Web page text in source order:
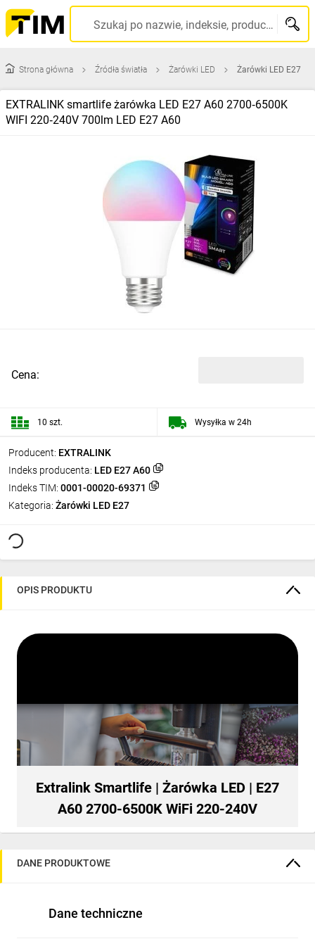
Szukaj po nazwie, indeksie, producencie, kodzie kreskowym...
Strona główna Źródła światła Żarówki LED Żarówki LED E27
EXTRALINK smartlife żarówka LED E27 A60 2700‑6500K
WIFI 220‑240V 700lm LED E27 A60
Producent: EXTRALINK
Indeks producenta: LED E27 A60
Indeks TIM: 0001-00020-69371
Kategoria: Żarówki LED E27
Cena:
10 szt. Wysyłka w 24h
OPIS PRODUKTU
Extralink Smartlife | Żarówka LED | E27
A60 2700-6500K WiFi 220-240V
DANE PRODUKTOWE
Dane techniczne